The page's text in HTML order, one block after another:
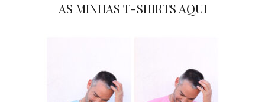
AS MINHAS T-SHIRTS AQUI